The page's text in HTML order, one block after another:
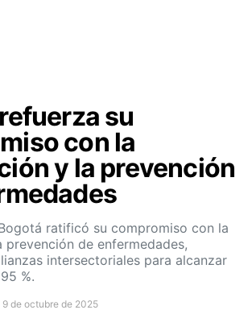
su
con la
y la prevención
ratificó su compromiso con la
prevención de enfermedades,
intersectoriales para alcanzar
%.
9 de octubre de 2025